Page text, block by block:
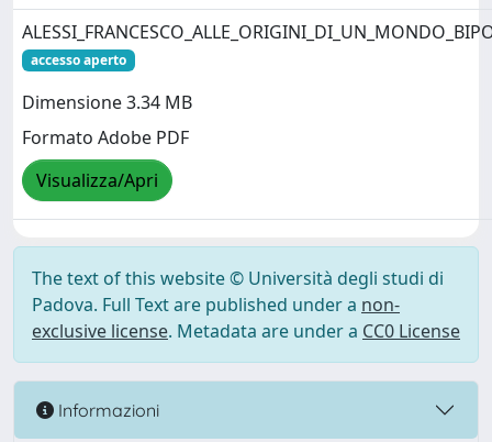
accesso aperto
Dimensione 3.34 MB
Formato Adobe PDF
Visualizza/Apri
The text of this website © Università degli studi di
Padova. Full Text are published under a non-
exclusive license. Metadata are under a CC0 License
Informazioni